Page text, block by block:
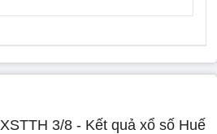
XSTTH 3/8 - Kết quả xổ số Huế